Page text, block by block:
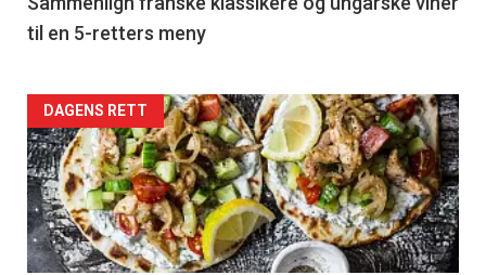
til en 5-retters meny
Forsiden
akkurat
nå
-
DAGENS RETT